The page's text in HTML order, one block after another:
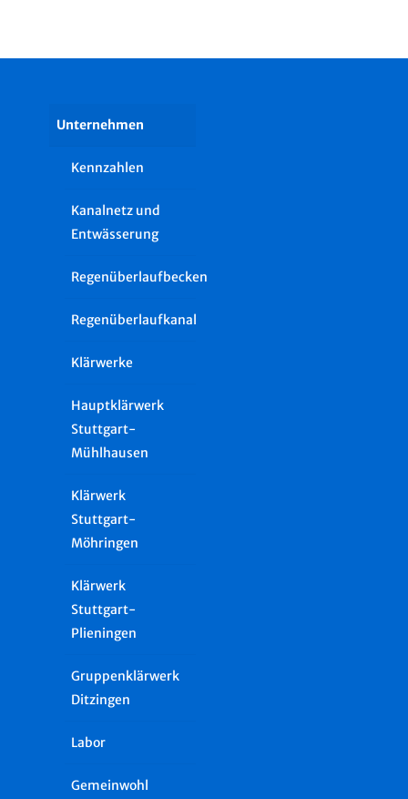
Unternehmen
Kennzahlen
Kanalnetz und
Entwässerung
Regenüberlaufbecken
Regenüberlaufkanal
Klärwerke
Hauptklärwerk
Stuttgart-
Mühlhausen
Klärwerk
Stuttgart-
Möhringen
Klärwerk
Stuttgart-
Plieningen
Gruppenklärwerk
Ditzingen
Labor
Gemeinwohl